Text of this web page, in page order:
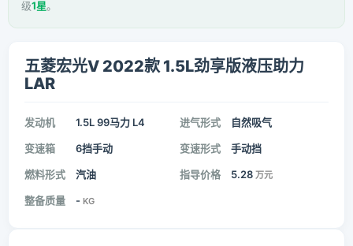
级1星。
五菱宏光V 2022款 1.5L劲享版液压助力
LAR
发动机 1.5L 99马力 L4 进气形式 自然吸气
变速箱 6挡手动 变速形式 手动挡
燃料形式 汽油 指导价格 5.28 万元
整备质量 - KG